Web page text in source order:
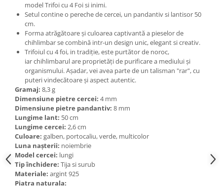
Bijuterii topaz
Bijuterii turcoaz
Bijuterii turmaline
Bijuterii morganit
model Trifoi cu 4 Foi si inimi.
Setul contine o pereche de cercei, un pandantiv si lantisor 50
cm.
Forma atrăgătoare și culoarea captivantă a pieselor de
chihlimbar se combină intr-un design unic, elegant si creativ.
Trifoiul cu 4 foi, in tradiție, este purtător de noroc,
iar chihlimbarul are proprietăți de purificare a mediului și
organismului. Așadar, vei avea parte de un talisman "rar", cu
puteri vindecătoare și aspect autentic.
Gramaj: 8,3g
Dimensiune pietre cercei: 4 mm
Dimensiune pietre pandantiv: 8 mm
Lungime lant: 50 cm
Lungime cercei: 2,6 cm
Culoare: galben, portocaliu, verde, multicolor
Luna nașterii: noiembrie
Model cercei: lungi
Tip închidere: Tija si surub
Materiale: argint 925
Piatra naturala: